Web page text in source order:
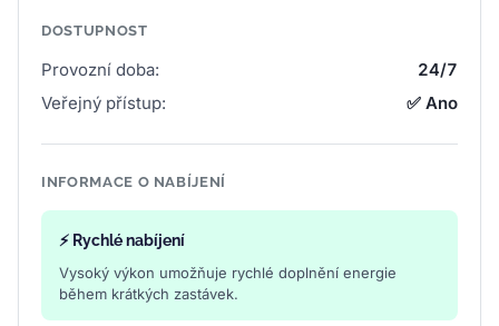
DOSTUPNOST
Provozní doba:
24/7
Veřejný přístup:
✅ Ano
INFORMACE O NABÍJENÍ
⚡ Rychlé nabíjení
Vysoký výkon umožňuje rychlé doplnění energie
během krátkých zastávek.